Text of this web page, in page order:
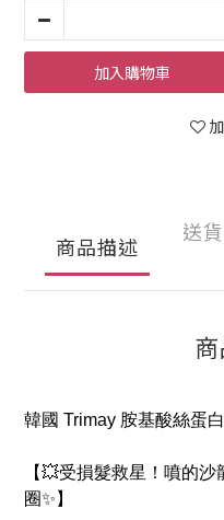
加入購物車
商品描述
送
韓國 Trimay 胺基酸絲蛋
【💥受損髮救星！噴的
圈✨】